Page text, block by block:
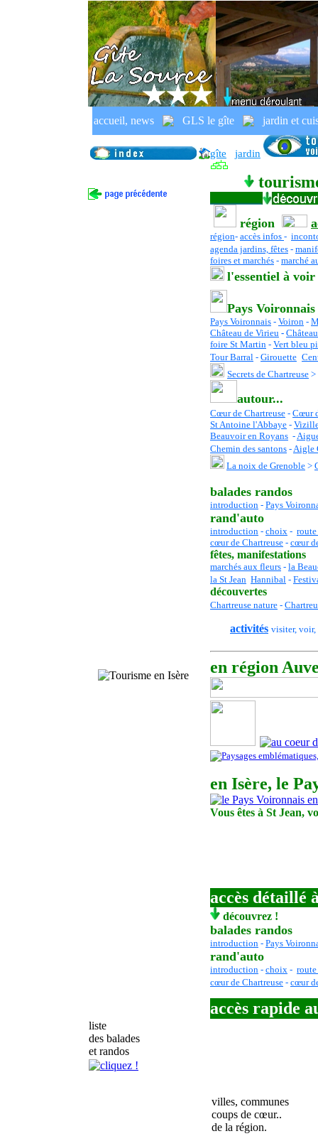
accueil, news GLS le gîte jardin et
Pays Voironnais,
gîte, gite jardin, France,
gîte jardin
région
région- accès infos -
agenda jardins, fêtes -
foires et marchés - marché
l'essentiel à voir
Pays Voironnais
Pays Voironnais - Voiron -
Château de Virieu -
foire St Martin - Vert bleu
Tour Barral - Girouette
Secrets de Chartreuse >
autour...
Cœur de Chartreuse - Cœur
St Antoine l'Abbaye -
Beauvoir en Royans -
Chemin des santons -Aigle
La noix de Grenoble >
balades randos
introduction - Pays
rand'auto
introduction - choix -
cœur de Chartreuse - cœur
fêtes, manifestations
marchés aux fleurs - la
la St Jean Hannibal -
découvertes
Chartreuse nature -
activités visiter,
en région
en Isère, le
Vous êtes à St Jean,
accès détaillé
découvrez !
balades randos
introduction - Pays
rand'auto
introduction - choix -
cœur de Chartreuse - cœur
accès rapide
liste
des balades
et randos
villes, communes
coups de cœur..
de la région.